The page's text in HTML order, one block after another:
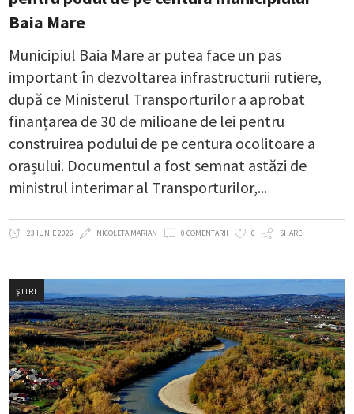
Baia Mare
Municipiul Baia Mare ar putea face un pas
important în dezvoltarea infrastructurii rutiere,
după ce Ministerul Transporturilor a aprobat
finanțarea de 30 de milioane de lei pentru
construirea podului de pe centura ocolitoare a
orașului. Documentul a fost semnat astăzi de
ministrul interimar al Transporturilor,
23 IUNIE 2026 NICOLETA MARIAN 0 COMENTARII 0 SHARE
ȘTIRI